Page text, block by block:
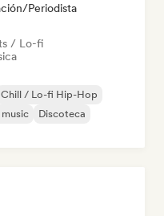
Periodista
/ Lo-fi
Chill / Lo-fi Hip-Hop
music
Discoteca